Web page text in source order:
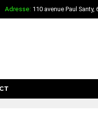
Adresse: 110 avenue Paul Santy,